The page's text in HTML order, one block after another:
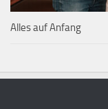
Alles auf Anfang